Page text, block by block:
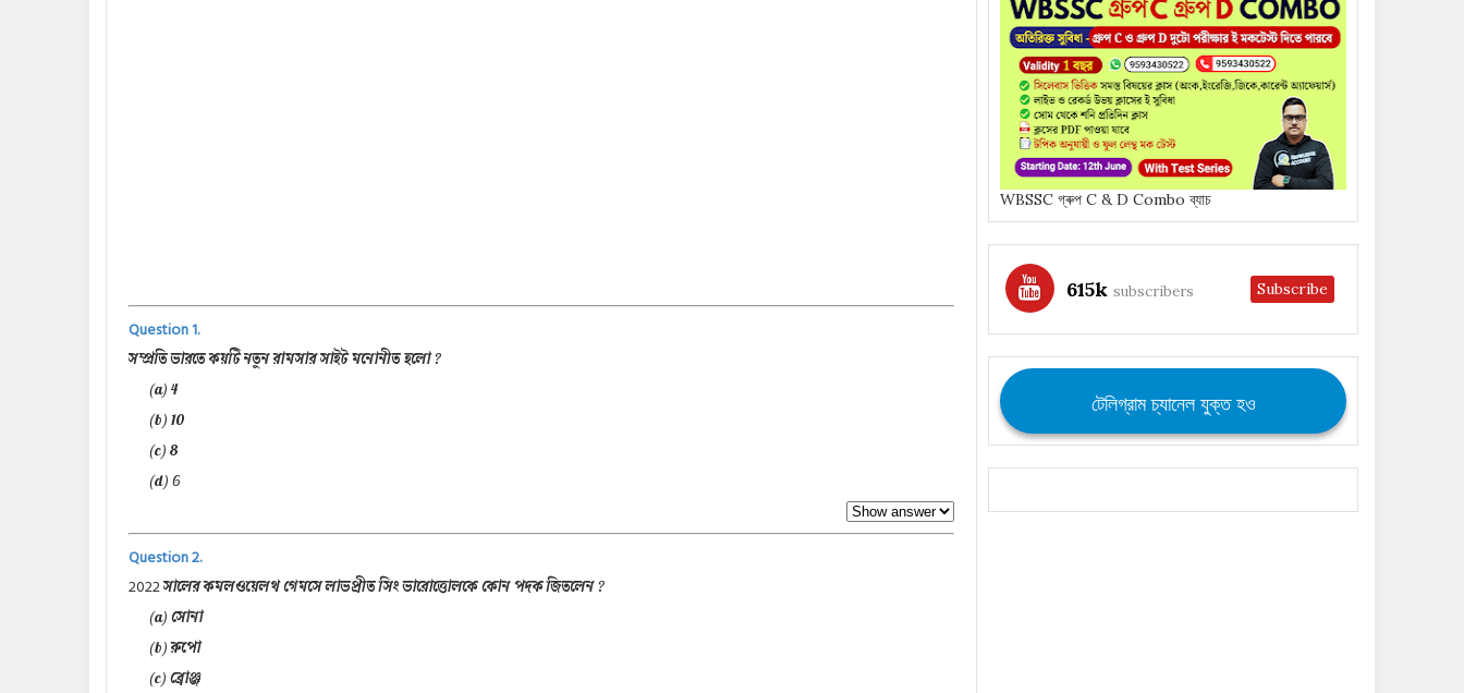
Question 1.
সম্প্রতি ভারতে কয়টি নতুন রামসার সাইট মনোনীত হলো ?
(a) 4
(b) 10
(c) 8
(d) 6
Question 2.
2022সালের কমলওয়েলথ গেমসে লাভপ্রীত সিং ভারোত্তোলকে কোন পদক জিতলেন ?
(a) সোনা
(b) রুপো
(c) ব্রোঞ্জ
WBSSC গ্ৰুপ C & D Combo ব্যাচ
615k subscribers Subscribe
টেলিগ্রাম চ্যানেল যুক্ত হও